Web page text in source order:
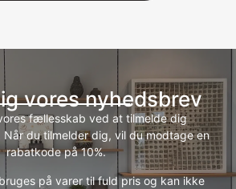
vores nyhedsbrev
fællesskab ved at tilmelde dig
du tilmelder dig, vil du modtage en
rabatkode på 10%.
på varer til fuld pris og kan ikke